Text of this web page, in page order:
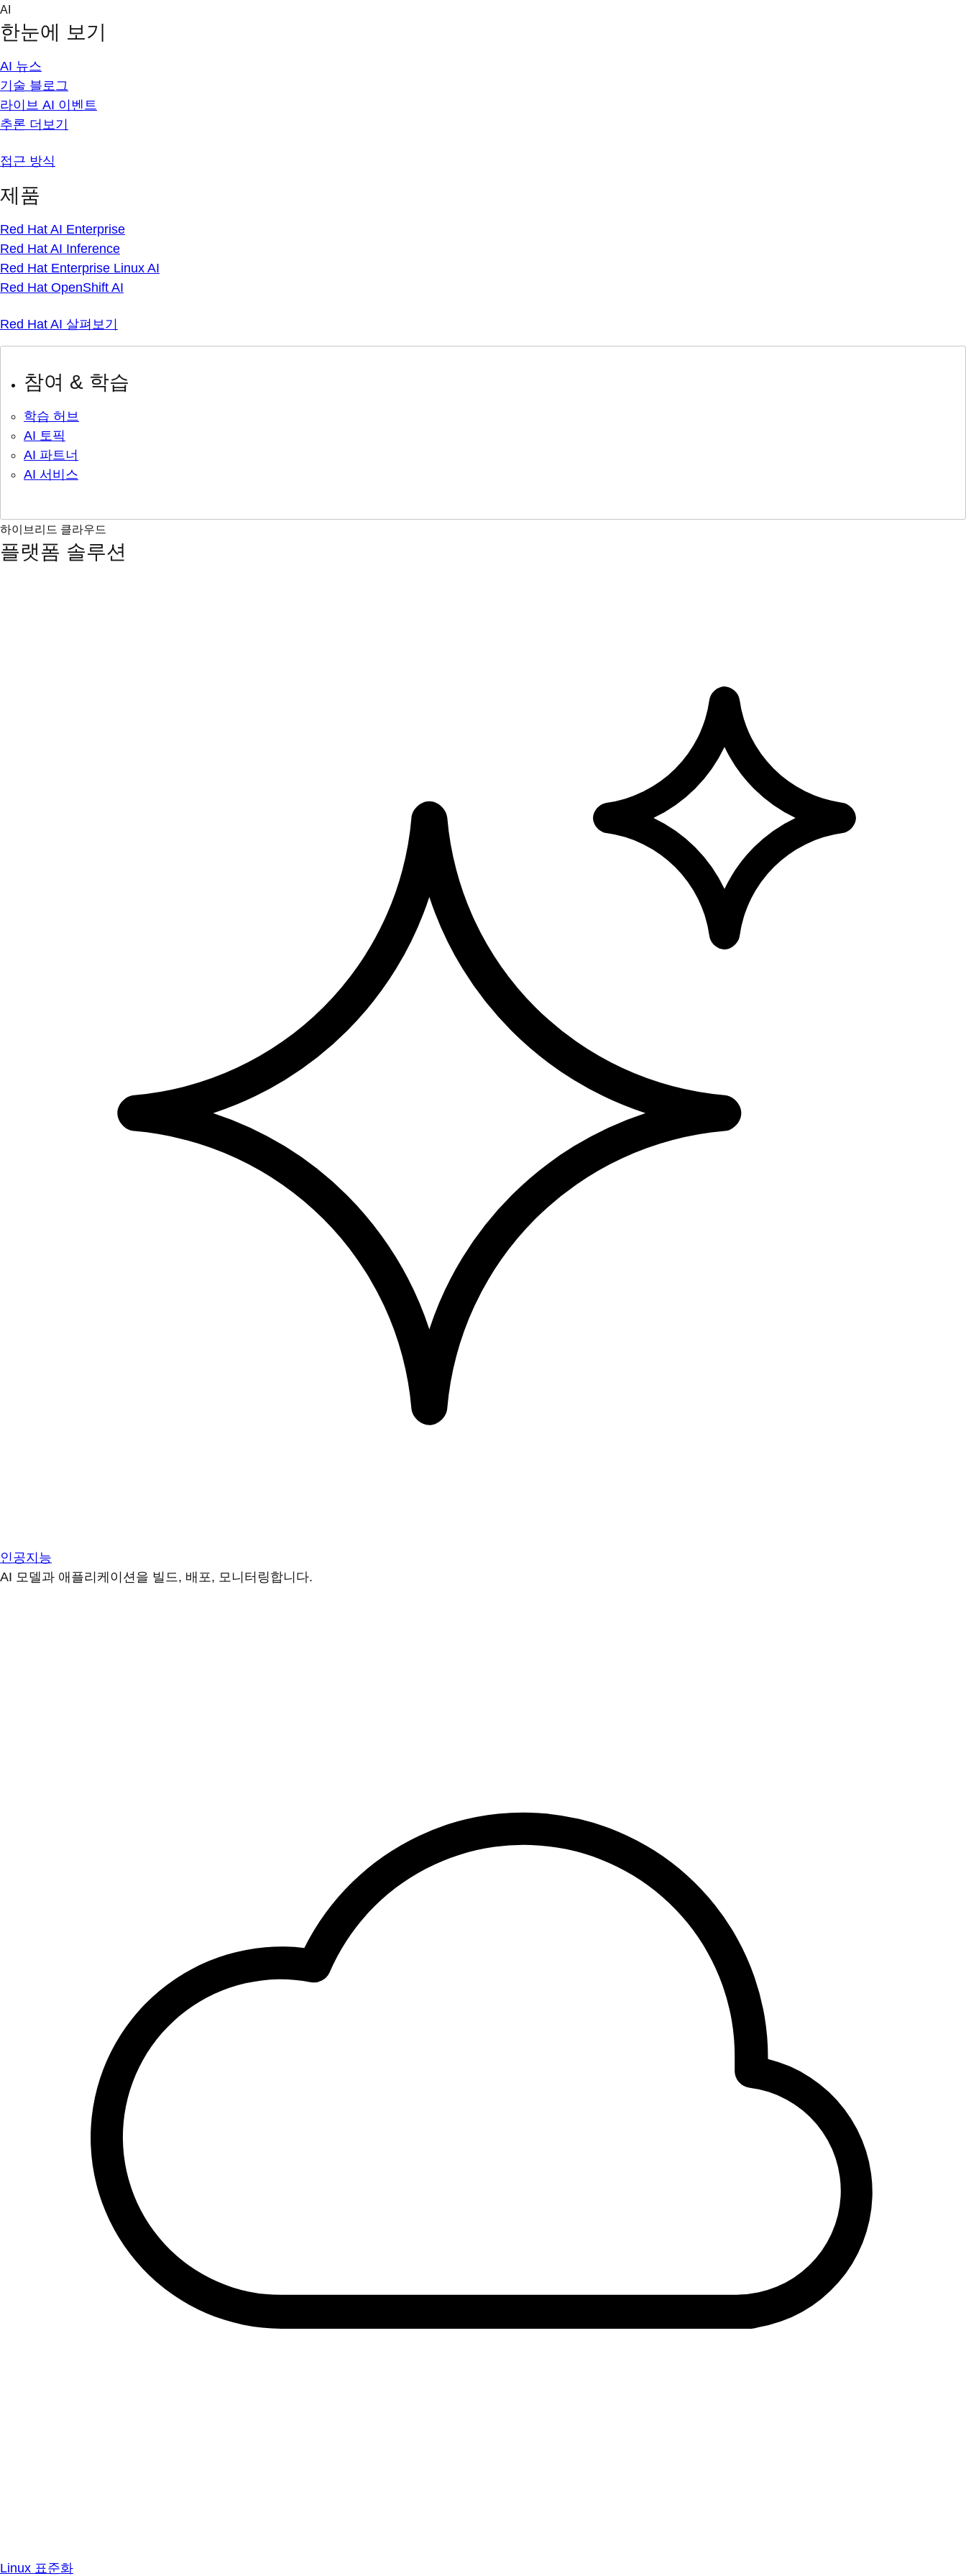
Skip
content
AI
한눈에 보기
AI 뉴스
기술 블로그
라이브 AI 이벤트
추론 더보기
접근 방식
제품
Red Hat AI Enterprise
Red Hat AI Inference
Red Hat Enterprise Linux AI
Red Hat OpenShift AI
Red Hat AI 살펴보기
참여 & 학습
학습 허브
AI 토픽
AI 파트너
AI 서비스
하이브리드 클라우드
플랫폼 솔루션
인공지능
AI 모델과 애플리케이션을 빌드, 배포, 모니터링합니다.
Linux 표준화